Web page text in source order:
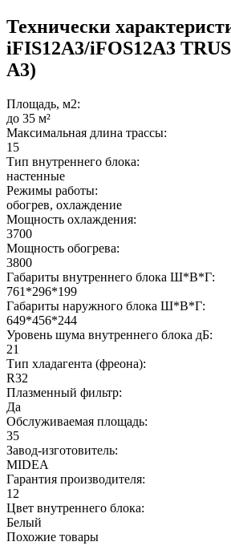
Технически
iFIS12A3/iFOS12A3
A3)
Площадь, м2:
до 35 м²
Максимальная длина трассы:
15
Тип внутреннего блока:
настенные
Режимы работы:
обогрев, охлаждение
Мощность охлаждения:
3700
Мощность обогрева:
3800
Габариты внутреннего блока Ш*В*Г:
761*296*199
Габариты наружного блока Ш*В*Г:
649*456*244
Уровень шума внутреннего блока дБ:
21
Тип хладагента (фреона):
R32
Плазменный фильтр:
Да
Обслуживаемая площадь:
35
Завод-изготовитель:
MIDEA
Гарантия производителя:
12
Цвет внутреннего блока:
Белый
Похожие товары